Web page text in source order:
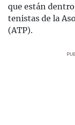
que están
tenistas de la
(ATP).